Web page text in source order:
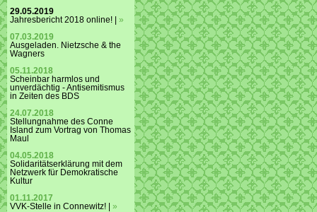
29.05.2019
Jahresbericht 2018 online! | »
07.03.2019
Ausgeladen. Nietzsche & the
Wagners
05.11.2018
Scheinbar harmlos und
unverdächtig - Antisemitismus
in Zeiten des BDS
24.07.2018
Stellungnahme des Conne
Island zum Vortrag von Thomas
Maul
04.05.2018
Solidaritätserklärung mit dem
Netzwerk für Demokratische
Kultur
01.11.2017
VVK-Stelle in Connewitz! | »